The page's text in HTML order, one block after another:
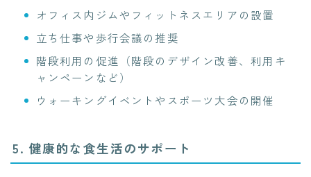
オフィス内ジムやフィットネスエリアの設置
立ち仕事や歩行会議の推奨
階段利用の促進（階段のデザイン改善、利用キ
ャンペーンなど）
ウォーキングイベントやスポーツ大会の開催
5. 健康的な食生活のサポート